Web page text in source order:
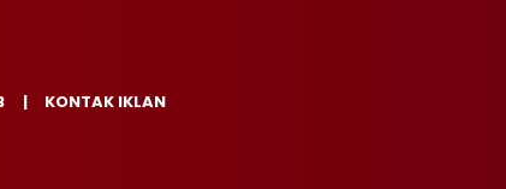
KONTAK IKLAN